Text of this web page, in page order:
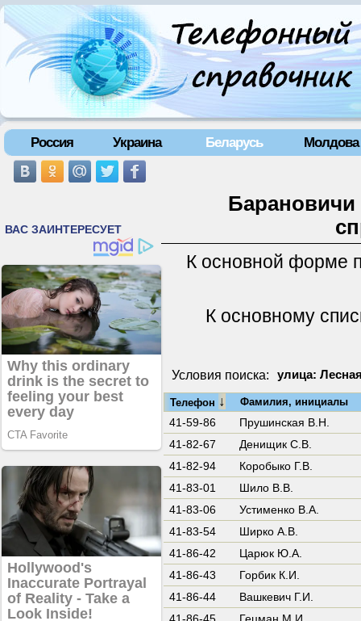
Россия Украина Беларусь Молдова
Барановичи
К основной форме
К основному
Условия поиска: улица:
Телефон ↓ Фамилия, инициалы
41-59-86
Прушинская В.Н.
41-82-67
Денищик С.В.
41-82-94
Коробыко Г.В.
41-83-01
Шило В.В.
41-83-06
Устименко В.А.
41-83-54
Ширко А.В.
41-86-42
Царюк Ю.А.
41-86-43
Горбик К.И.
41-86-44
Вашкевич Г.И.